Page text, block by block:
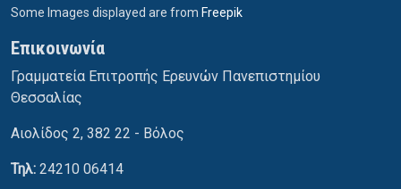
Some Images displayed are from Freepik
Επικοινωνία
Γραμματεία Επιτροπής Ερευνών Πανεπιστημίου
Θεσσαλίας
Αιολίδος 2, 382 22 - Βόλος
Τηλ: 24210 06414